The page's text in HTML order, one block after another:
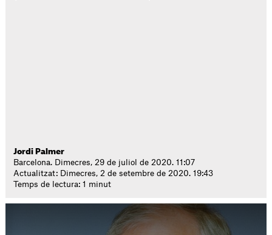
Jordi Palmer
Barcelona. Dimecres, 29 de juliol de 2020. 11:07
Actualitzat: Dimecres, 2 de setembre de 2020. 19:43
Temps de lectura: 1 minut